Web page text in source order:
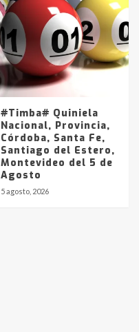
#Timba# Quiniela
Nacional, Provincia,
Córdoba, Santa Fe,
Santiago del Estero,
Montevideo del 5 de
Agosto
5 agosto, 2026